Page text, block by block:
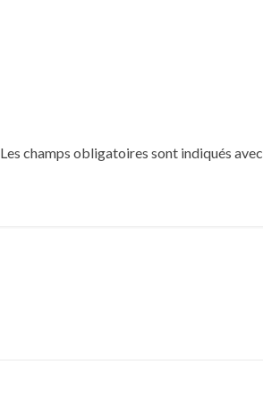
Les champs obligatoires sont indiqués avec